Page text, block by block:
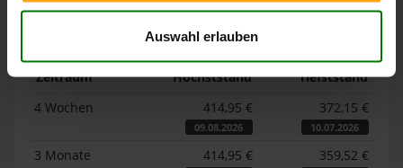
Auswahl erlauben
Lose Holzpellets
Zeitraum Höchststand
Tiefststand
4 Wochen
414,95 €
09.08.2026
372,15 €
10.07.2026
3 Monate 414,95 € 359,52 €